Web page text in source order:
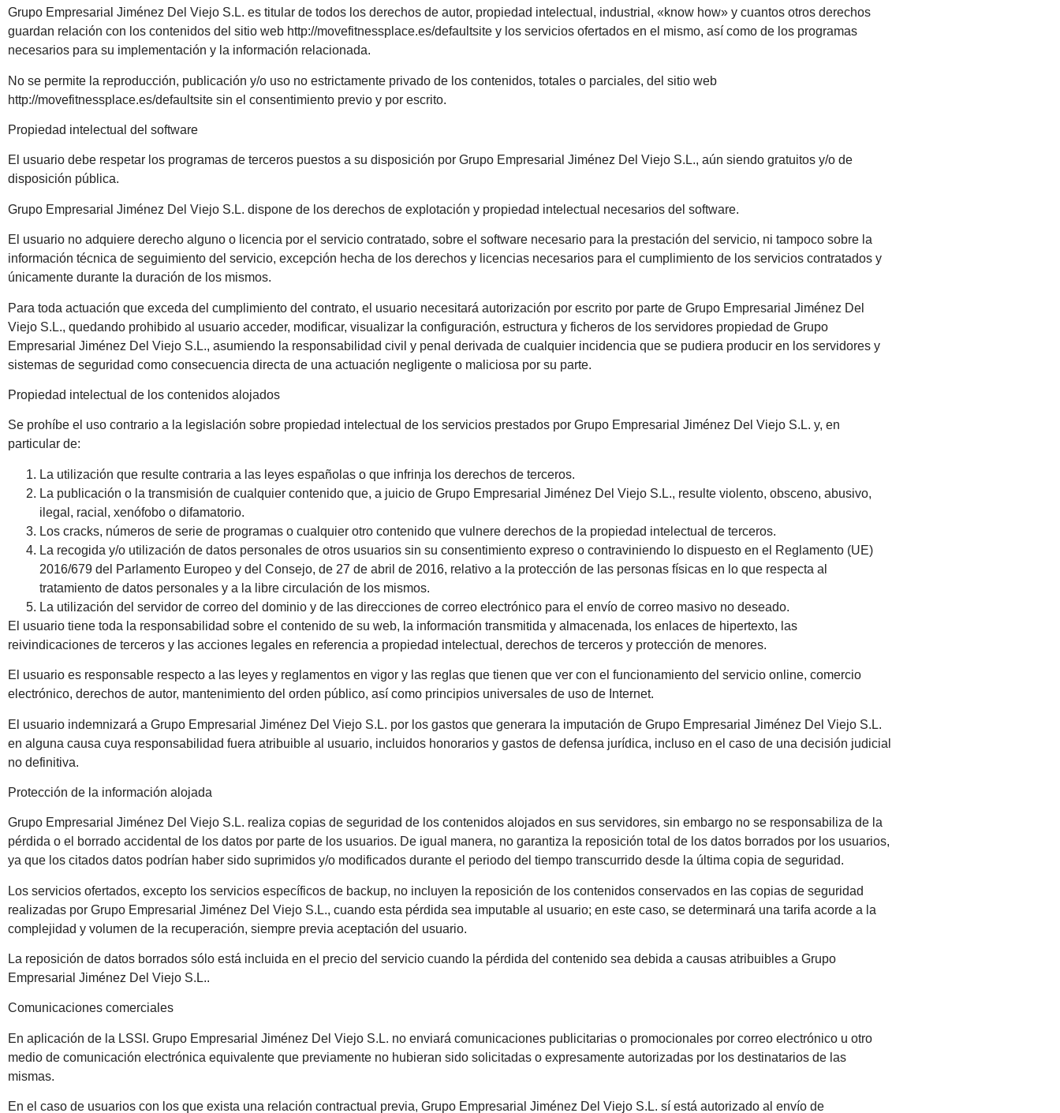
Grupo Empresarial Jiménez Del Viejo S.L. es titular de todos los derechos de autor, propiedad intelectual, industrial, «know how» y cuantos otros derechos
guardan relación con los contenidos del sitio web http://movefitnessplace.es/defaultsite y los servicios ofertados en el mismo, así como de los programas
necesarios para su implementación y la información relacionada.
No se permite la reproducción, publicación y/o uso no estrictamente privado de los contenidos, totales o parciales, del sitio web
http://movefitnessplace.es/defaultsite sin el consentimiento previo y por escrito.
Propiedad intelectual del software
El usuario debe respetar los programas de terceros puestos a su disposición por Grupo Empresarial Jiménez Del Viejo S.L., aún siendo gratuitos y/o de
disposición pública.
Grupo Empresarial Jiménez Del Viejo S.L. dispone de los derechos de explotación y propiedad intelectual necesarios del software.
El usuario no adquiere derecho alguno o licencia por el servicio contratado, sobre el software necesario para la prestación del servicio, ni tampoco sobre la
información técnica de seguimiento del servicio, excepción hecha de los derechos y licencias necesarios para el cumplimiento de los servicios contratados y
únicamente durante la duración de los mismos.
Para toda actuación que exceda del cumplimiento del contrato, el usuario necesitará autorización por escrito por parte de Grupo Empresarial Jiménez Del
Viejo S.L., quedando prohibido al usuario acceder, modificar, visualizar la configuración, estructura y ficheros de los servidores propiedad de Grupo
Empresarial Jiménez Del Viejo S.L., asumiendo la responsabilidad civil y penal derivada de cualquier incidencia que se pudiera producir en los servidores y
sistemas de seguridad como consecuencia directa de una actuación negligente o maliciosa por su parte.
Propiedad intelectual de los contenidos alojados
Se prohíbe el uso contrario a la legislación sobre propiedad intelectual de los servicios prestados por Grupo Empresarial Jiménez Del Viejo S.L. y, en
particular de:
La utilización que resulte contraria a las leyes españolas o que infrinja los derechos de terceros.
La publicación o la transmisión de cualquier contenido que, a juicio de Grupo Empresarial Jiménez Del Viejo S.L., resulte violento, obsceno, abusivo,
ilegal, racial, xenófobo o difamatorio.
Los cracks, números de serie de programas o cualquier otro contenido que vulnere derechos de la propiedad intelectual de terceros.
La recogida y/o utilización de datos personales de otros usuarios sin su consentimiento expreso o contraviniendo lo dispuesto en el Reglamento (UE)
2016/679 del Parlamento Europeo y del Consejo, de 27 de abril de 2016, relativo a la protección de las personas físicas en lo que respecta al
tratamiento de datos personales y a la libre circulación de los mismos.
La utilización del servidor de correo del dominio y de las direcciones de correo electrónico para el envío de correo masivo no deseado.
El usuario tiene toda la responsabilidad sobre el contenido de su web, la información transmitida y almacenada, los enlaces de hipertexto, las
reivindicaciones de terceros y las acciones legales en referencia a propiedad intelectual, derechos de terceros y protección de menores.
El usuario es responsable respecto a las leyes y reglamentos en vigor y las reglas que tienen que ver con el funcionamiento del servicio online, comercio
electrónico, derechos de autor, mantenimiento del orden público, así como principios universales de uso de Internet.
El usuario indemnizará a Grupo Empresarial Jiménez Del Viejo S.L. por los gastos que generara la imputación de Grupo Empresarial Jiménez Del Viejo S.L.
en alguna causa cuya responsabilidad fuera atribuible al usuario, incluidos honorarios y gastos de defensa jurídica, incluso en el caso de una decisión judicial
no definitiva.
Protección de la información alojada
Grupo Empresarial Jiménez Del Viejo S.L. realiza copias de seguridad de los contenidos alojados en sus servidores, sin embargo no se responsabiliza de la
pérdida o el borrado accidental de los datos por parte de los usuarios. De igual manera, no garantiza la reposición total de los datos borrados por los usuarios,
ya que los citados datos podrían haber sido suprimidos y/o modificados durante el periodo del tiempo transcurrido desde la última copia de seguridad.
Los servicios ofertados, excepto los servicios específicos de backup, no incluyen la reposición de los contenidos conservados en las copias de seguridad
realizadas por Grupo Empresarial Jiménez Del Viejo S.L., cuando esta pérdida sea imputable al usuario; en este caso, se determinará una tarifa acorde a la
complejidad y volumen de la recuperación, siempre previa aceptación del usuario.
La reposición de datos borrados sólo está incluida en el precio del servicio cuando la pérdida del contenido sea debida a causas atribuibles a Grupo
Empresarial Jiménez Del Viejo S.L..
Comunicaciones comerciales
En aplicación de la LSSI. Grupo Empresarial Jiménez Del Viejo S.L. no enviará comunicaciones publicitarias o promocionales por correo electrónico u otro
medio de comunicación electrónica equivalente que previamente no hubieran sido solicitadas o expresamente autorizadas por los destinatarios de las
mismas.
En el caso de usuarios con los que exista una relación contractual previa, Grupo Empresarial Jiménez Del Viejo S.L. sí está autorizado al envío de